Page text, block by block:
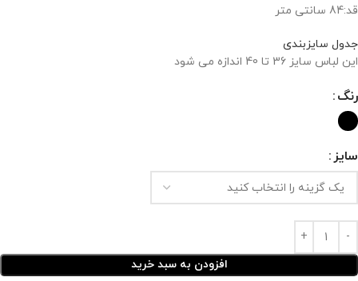
قد:84 سانتی متر
جدول سایزبندی
این لباس سایز 36 تا 40 اندازه می شود
رنگ
سایز
افزودن به سبد خرید